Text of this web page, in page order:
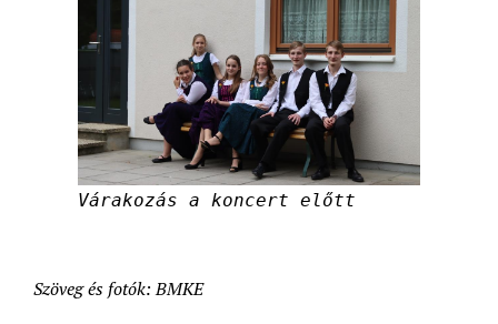
Várakozás a koncert előtt
Szöveg és fotók: BMKE